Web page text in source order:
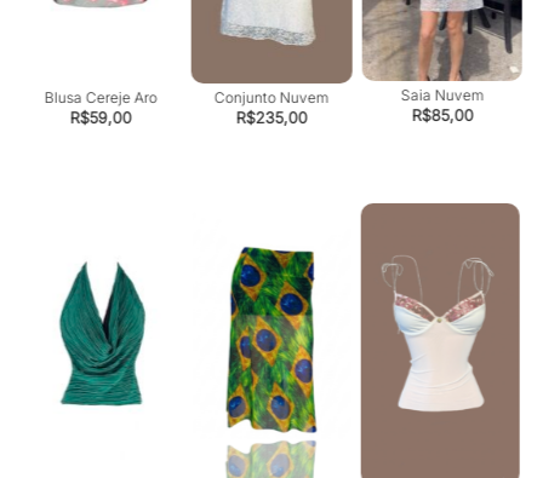
Saia Nuvem
R$85,00
Conjunto Nuvem
R$235,00
Blusa Cereje Aro
R$59,00